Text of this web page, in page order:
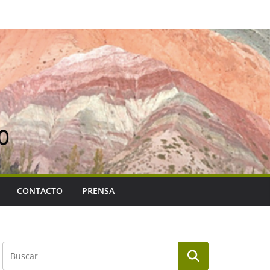
CONTACTO PRENSA